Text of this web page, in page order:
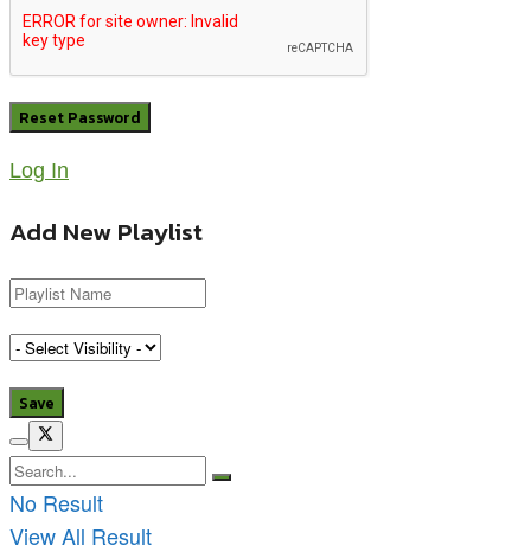
Log In
Add New Playlist
No Result
View All Result